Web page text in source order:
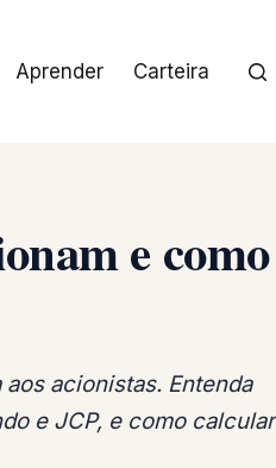
Aprender Carteira
e como
acionistas. Entenda
e JCP, e como calcular